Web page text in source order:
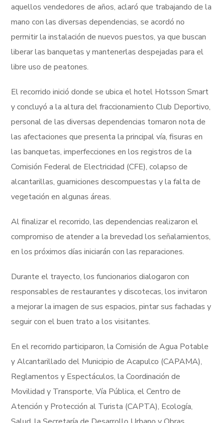
aquellos vendedores de años, aclaró que trabajando de la
mano con las diversas dependencias, se acordó no
permitir la instalación de nuevos puestos, ya que buscan
liberar las banquetas y mantenerlas despejadas para el
libre uso de peatones.
El recorrido inició donde se ubica el hotel Hotsson Smart
y concluyó a la altura del fraccionamiento Club Deportivo,
personal de las diversas dependencias tomaron nota de
las afectaciones que presenta la principal vía, fisuras en
las banquetas, imperfecciones en los registros de la
Comisión Federal de Electricidad (CFE), colapso de
alcantarillas, guarniciones descompuestas y la falta de
vegetación en algunas áreas.
Al finalizar el recorrido, las dependencias realizaron el
compromiso de atender a la brevedad los señalamientos,
en los próximos días iniciarán con las reparaciones.
Durante el trayecto, los funcionarios dialogaron con
responsables de restaurantes y discotecas, los invitaron
a mejorar la imagen de sus espacios, pintar sus fachadas y
seguir con el buen trato a los visitantes.
En el recorrido participaron, la Comisión de Agua Potable
y Alcantarillado del Municipio de Acapulco (CAPAMA),
Reglamentos y Espectáculos, la Coordinación de
Movilidad y Transporte, Vía Pública, el Centro de
Atención y Protección al Turista (CAPTA), Ecología,